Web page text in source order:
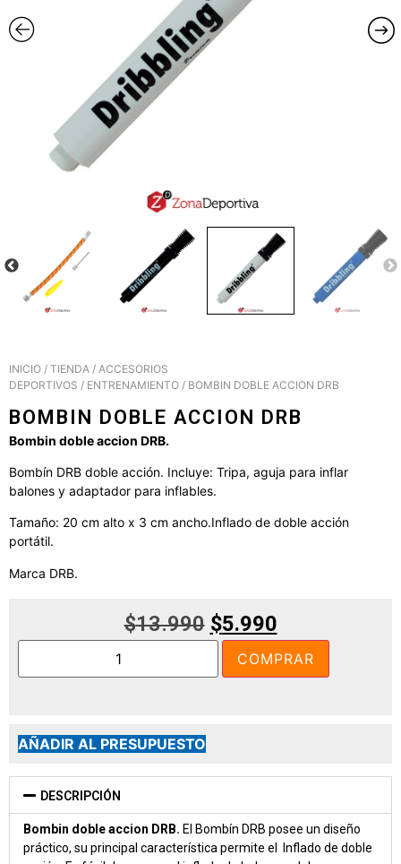
INICIO / TIENDA / ACCESORIOS
DEPORTIVOS / ENTRENAMIENTO / BOMBIN DOBLE ACCION DRB
BOMBIN DOBLE ACCION DRB
Bombin doble accion DRB.
Bombín DRB doble acción. Incluye: Tripa, aguja para inflar
balones y adaptador para inflables.
Tamaño: 20 cm alto x 3 cm ancho.Inflado de doble acción
portátil.
Marca DRB.
$13.990 $5.990
COMPRAR
AÑADIR AL PRESUPUESTO
DESCRIPCIÓN
Bombin doble accion DRB. El Bombín DRB posee un diseño
práctico, su principal característica permite el Inflado de doble